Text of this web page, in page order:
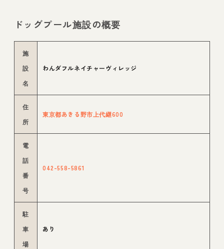
ドッグプール施設の概要
施
設
名
わんダフルネイチャーヴィレッジ
住
所
東京都あきる野市上代継600
電
話
番
号
042-558-5861
駐
車
場
あり